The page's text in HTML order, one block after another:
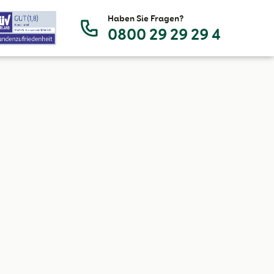
Haben Sie Fragen?
0800 29 29 29 4